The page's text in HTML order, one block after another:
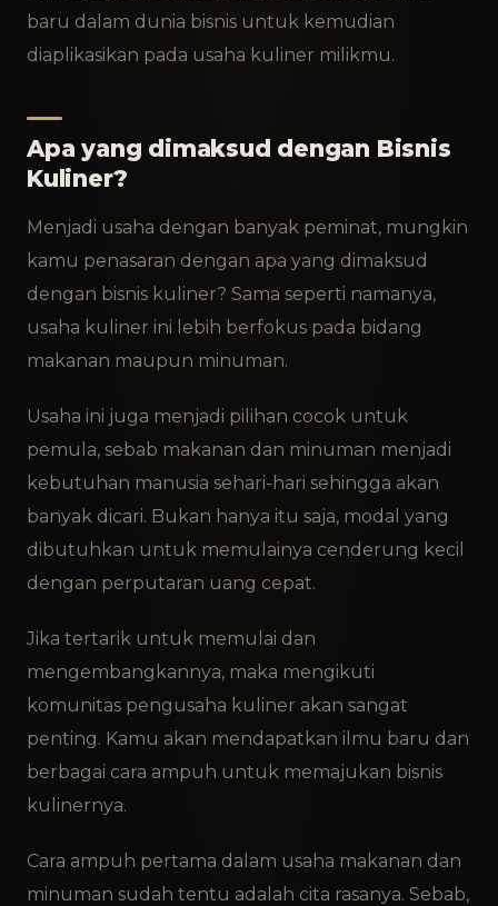
baru dalam dunia bisnis untuk kemudian
diaplikasikan pada usaha kuliner milikmu.
Apa yang dimaksud dengan Bisnis
Kuliner?
Menjadi usaha dengan banyak peminat, mungkin
kamu penasaran dengan apa yang dimaksud
dengan bisnis kuliner? Sama seperti namanya,
usaha kuliner ini lebih berfokus pada bidang
makanan maupun minuman.
Usaha ini juga menjadi pilihan cocok untuk
pemula, sebab makanan dan minuman menjadi
kebutuhan manusia sehari-hari sehingga akan
banyak dicari. Bukan hanya itu saja, modal yang
dibutuhkan untuk memulainya cenderung kecil
dengan perputaran uang cepat.
Jika tertarik untuk memulai dan
mengembangkannya, maka mengikuti
komunitas pengusaha kuliner akan sangat
penting. Kamu akan mendapatkan ilmu baru dan
berbagai cara ampuh untuk memajukan bisnis
kulinernya.
Cara ampuh pertama dalam usaha makanan dan
minuman sudah tentu adalah cita rasanya. Sebab,